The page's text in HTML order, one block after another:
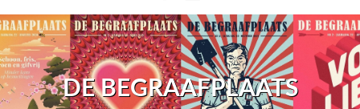
DE BEGRAAFPLAATS